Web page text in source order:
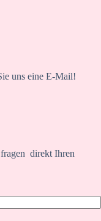
uns eine E-Mail!
direkt Ihren